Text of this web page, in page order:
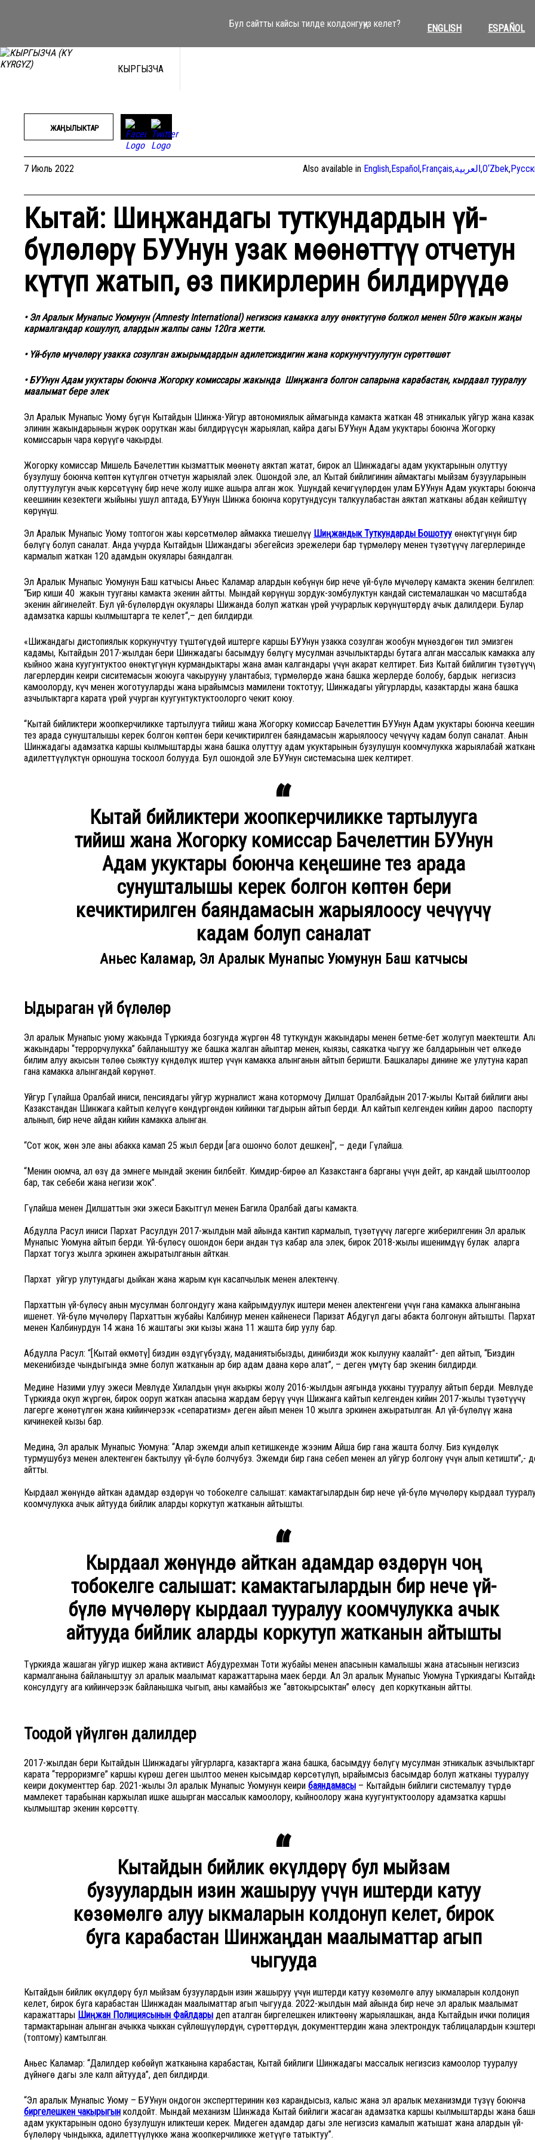
Бул сайтты кайсы тилде колдонгуңуз келет? ENGLISH ESPAÑOL
КЫРГЫЗЧА
ЖАҢЫЛЫКТАР
7 Июль 2022 Also available in English,Español,Français,العربية,O‘Zbek,
Кытай: Шиңжандагы туткундардын үй-
бүлөлөрү БУУнун узак мөөнөттүү отчетун
күтүп жатып, өз пикирлерин билдирүүдө
• Эл Аралык Мунапыс Уюмунун (Amnesty International) негизсиз камакка алуу өнөктүгүнө болжол менен 50гө жакын жаңы
кармалгандар кошулуп, алардын жалпы саны 120га жетти.
• Үй-бүлө мүчөлөрү узакка созулган ажырымдардын адилетсиздигин жана коркунучтуулугун сүрөттөшөт
• БУУнун Адам укуктары боюнча Жогорку комиссары жакында Шиңжанга болгон сапарына карабастан, кырдаал тууралуу
маалымат бере элек
Эл Аралык Мунапыс Уюму бүгүн Кытайдын Шинжаң-Уйгур автономиялык аймагында камакта жаткан 48 этникалык уйгур жана казак
элинин жакындарынын жүрөк ооруткан жаңы билдирүүсүн жарыялап, кайра дагы БУУнун Адам укуктары боюнча Жогорку
комиссарын чара көрүүгө чакырды.
Жогорку комиссар Мишель Бачелеттин кызматтык мөөнөтү аяктап жатат, бирок ал Шинжаңдагы адам укуктарынын олуттуу
бузулушу боюнча көптөн күтүлгөн отчетун жарыялай элек. Ошондой эле, ал Кытай бийлигинин аймактагы мыйзам бузууларынын
олуттуулугун ачык көрсөтүүнү бир нече жолу ишке ашыра алган жок. Ушундай кечигүүлөрдөн улам БУУнун Адам укуктары боюнча
кеңешинин кезектеги жыйыны ушул аптада, БУУнун Шинжаң боюнча корутундусун талкуулабастан аяктап жатканы абдан кейиштүү
көрүнүш.
Эл Аралык Мунапыс Уюму топтогон жаңы көрсөтмөлөр аймакка тиешелүү Шиңжандык Туткундарды Бошотуу өнөктүгүнүн бир
бөлүгү болуп саналат. Анда учурда Кытайдын Шиңжандагы эбегейсиз эрежелери бар түрмөлөрү менен түзөтүүчү лагерлеринде
кармалып жаткан 120 адамдын окуялары баяндалган.
Эл Аралык Мунапыс Уюмунун Баш катчысы Аньес Каламар алардын көбүнүн бир нече үй-бүлө мүчөлөрү камакта экенин белгилеп:
“Бир киши 40 жакын тууганы камакта экенин айтты. Мындай көрүнүш зордук-зомбулуктун кандай системалашкан чоң масштабда
экенин айгинелейт. Бул үй-бүлөлөрдүн окуялары Шиңжанда болуп жаткан үрөй учурарлык көрүнүштөрдү ачык далилдери. Булар
адамзатка каршы кылмыштарга тең келет“,– деп билдирди.
«Шиңжандагы дистопиялык коркунучтуу түштөгүдөй иштерге каршы БУУнун узакка созулган жообун мүнөздөгөн тил эмизген
кадамы, Кытайдын 2017-жылдан бери Шинжаңдагы басымдуу бөлүгү мусулман азчылыктарды бутага алган массалык камакка
кыйноо жана куугунтуктоо өнөктүгүнүн курмандыктары жана аман калгандары үчүн акарат келтирет. Биз Кытай бийлигин
лагерлердин кеңири сиситемасын жоюуга чакырууну улантабыз; түрмөлөрдө жана башка жерлерде болобу, бардык негизсиз
камоолорду, күч менен жоготууларды жана ырайымсыз мамилени токтотуу; Шинжаңдагы уйгурларды, казактарды жана башка
азчылыктарга карата үрөй учурган куугунтуктуктоолорго чекит коюу.
“Кытай бийликтери жоопкерчиликке тартылууга тийиш жана Жогорку комиссар Бачелеттин БУУнун Адам укуктары боюнча
тез арада сунушталышы керек болгон көптөн бери кечиктирилген баяндамасын жарыялоосу чечүүчү кадам болуп саналат. Анын
Шинжаңдагы адамзатка каршы кылмыштарды жана башка олуттуу адам укуктарынын бузулушун коомчулукка жарыялабай
адилеттүүлүктүн орношуна тоскоол болууда. Бул ошондой эле БУУнун системасына шек келтирет.
Кытай бийликтери жоопкерчиликке тартылууга
тийиш жана Жогорку комиссар Бачелеттин БУУнун
Адам укуктары боюнча кеңешине тез арада
сунушталышы керек болгон көптөн бери
кечиктирилген баяндамасын жарыялоосу чечүүчү
кадам болуп саналат
Аньес Каламар, Эл Аралык Мунапыс Уюмунун Баш катчысы
Ыдыраган үй бүлөлөр
Эл аралык Мунапыс уюму жакында Түркияда бозгунда жүргөн 48 туткундун жакындары менен бетме-бет жолугуп маектешти.
жакындары “террорчулукка” байланыштуу же башка жалган айыптар менен, кыязы, саякатка чыгуу же балдарынын чет өлкөдө
билим алуу акысын төлөө сыяктуу күндөлүк иштер үчүн камакка алынганын айтып беришти. Башкалары динине же улутуна карап
гана камакка алынгандай көрүнөт.
Уйгур Гүлайша Оралбай иниси, пенсиядагы уйгур журналист жана котормочу Дилшат Оралбайдын 2017-жылы Кытай бийлиги аны
Казакстандан Шинжаңга кайтып келүүгө көндүргөндөн кийинки тагдырын айтып берди. Ал кайтып келгенден кийин дароо паспорту
алынып, бир нече айдан кийин камакка алынган.
“Сот жок, жөн эле аны абакка камап 25 жыл берди [ага ошончо болот дешкен]”, – деди Гүлайша.
“Менин оюмча, ал өзү да эмнеге мындай экенин билбейт. Кимдир-бирөө ал Казакстанга барганы үчүн дейт, ар кандай шылтоолор
бар, так себеби жана негизи жок”.
Гүлайша менен Дилшаттын эки эжеси Бакытгүл менен Багила Оралбай дагы камакта.
Абдулла Расул иниси Пархат Расулдун 2017-жылдын май айында кантип кармалып, түзөтүүчү лагерге жиберилгенин Эл аралык
Мунапыс Уюмуна айтып берди. Үй-бүлөсү ошондон бери андан түз кабар ала элек, бирок 2018-жылы ишенимдүү булак аларга
Пархат тогуз жылга эркинен ажыратылганын айткан.
Пархат уйгур улутундагы дыйкан жана жарым күн касапчылык менен алектенчү.
Пархаттын үй-бүлөсү анын мусулман болгондугу жана кайрымдуулук иштери менен алектенгени үчүн гана камакка алынганына
ишенет. Үй-бүлө мүчөлөрү Пархаттын жубайы Калбинур менен кайненеси Паризат Абдугүл дагы абакта болгонун айтышты. Пархат
менен Калбинурдун 14 жана 16 жаштагы эки кызы жана 11 жашта бир уулу бар.
Абдулла Расул: “[Кытай өкмөтү] биздин өздүгүбүздү, маданиятыбызды, динибизди жок кылууну каалайт”- деп айтып, “Биздин
мекенибизде чындыгында эмне болуп жатканын ар бир адам даана көрө алат”, – деген үмүтү бар экенин билдирди.
Медине Назими улуу эжеси Мевлүде Хилалдын үнүн акыркы жолу 2016-жылдын аягында укканы тууралуу айтып берди. Мевлүде
Түркияда окуп жүргөн, бирок ооруп жаткан апасына жардам берүү үчүн Шиңжанга кайтып келгенден кийин 2017-жылы түзөтүүчү
лагерге жөнөтүлгөн жана кийинчерээк «сепаратизм» деген айып менен 10 жылга эркинен ажыратылган. Ал үй-бүлөлүү жана
кичинекей кызы бар.
Медина, Эл аралык Мунапыс Уюмуна: “Алар эжемди алып кетишкенде жээним Айша бир гана жашта болчу. Биз күндөлүк
турмушубуз менен алектенген бактылуу үй-бүлө болчубуз. Эжемди бир гана себеп менен ал уйгур болгону үчүн алып кетишти”,-
айтты.
Кырдаал жөнүндө айткан адамдар өздөрүн чоң тобокелге салышат: камактагылардын бир нече үй-бүлө мүчөлөрү кырдаал
коомчулукка ачык айтууда бийлик аларды коркутуп жатканын айтышты.
Кырдаал жөнүндө айткан адамдар өздөрүн чоң
тобокелге салышат: камактагылардын бир нече үй-
бүлө мүчөлөрү кырдаал тууралуу коомчулукка ачык
айтууда бийлик аларды коркутуп жатканын айтышты
Түркияда жашаган уйгур ишкер жана активист Абудурехман Тоти жубайы менен апасынын камалышы жана атасынын негизсиз
кармалганына байланыштуу эл аралык маалымат каражаттарына маек берди. Ал Эл аралык Мунапыс Уюмуна Түркиядагы
консулдугу ага кийинчерээк байланышка чыгып, аны камайбыз же “автокырсыктан” өлөсүң деп коркутканын айтты.
Тоодой үйүлгөн далилдер
2017-жылдан бери Кытайдын Шинжаңдагы уйгурларга, казактарга жана башка, басымдуу бөлүгү мусулман этникалык
карата “терроризмге” каршы күрөш деген шылтоо менен кысымдар көрсөтүлүп, ырайымсыз басымдар болуп жатканы тууралуу
кеңири документтер бар. 2021-жылы Эл аралык Мунапыс Уюмунун кеңири баяндамасы – Кытайдын бийлиги системалуу түрдө
мамлекет тарабынан каржылап ишке ашырган массалык камоолору, кыйноолору жана куугунтуктоолору адамзатка каршы
кылмыштар экенин көрсөттү.
Кытайдын бийлик өкүлдөрү бул мыйзам
бузуулардын изин жашыруу үчүн иштерди катуу
көзөмөлгө алуу ыкмаларын колдонуп келет, бирок
буга карабастан Шинжаңдан маалыматтар агып
чыгууда
Кытайдын бийлик өкүлдөрү бул мыйзам бузуулардын изин жашыруу үчүн иштерди катуу көзөмөлгө алуу ыкмаларын колдонуп
келет, бирок буга карабастан Шинжаңдан маалыматтар агып чыгууда. 2022-жылдын май айында бир нече эл аралык маалымат
каражаттары Шиңжан Полициясынын Файлдары деп аталган биргелешкен иликтөөнү жарыялашкан, анда Кытайдын ички полиция
тармактарынан алынган ачыкка чыккан сүйлөшүүлөрдүн, сүрөттөрдүн, документтердин жана электрондук таблицалардын
(топтому) камтылган.
Аньес Каламар: “Далилдер көбөйүп жатканына карабастан, Кытай бийлиги Шинжаңдагы массалык негизсиз камоолор тууралуу
дүйнөгө дагы эле калп айтууда”, деп билдирди.
“Эл аралык Мунапыс Уюму – БУУнун ондогон эксперттеринин көз карандысыз, калыс жана эл аралык механизмди түзүү боюнча
биргелешкен чакырыгын колдойт. Мындай механизм Шинжаңда Кытай бийлиги жасаган адамзатка каршы кылмыштарды жана
адам укуктарынын одоно бузулушун иликтеши керек. Миңдеген адамдар дагы эле негизсиз камалып жатышат жана алардын үй-
бүлөлөрү чындыкка, адилеттүүлүккө жана жоопкерчиликке жетүүгө татыктуу”.